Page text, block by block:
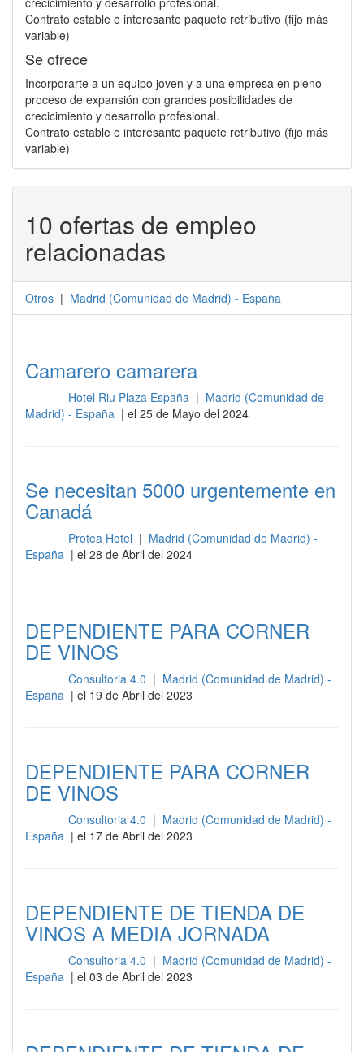
Contrato estable e interesante paquete retributivo (fijo más
variable)
Se ofrece
Incorporarte a un equipo joven y a una empresa en pleno
proceso de expansión con grandes posibilidades de
crecicimiento y desarrollo profesional.
Contrato estable e interesante paquete retributivo (fijo más
variable)
10 ofertas de empleo
relacionadas
Otros | Madrid (Comunidad de Madrid) - España
Camarero camarera
Hotel Riu Plaza España | Madrid (Comunidad de
Madrid) - España | el 25 de Mayo del 2024
Se necesitan 5000 urgentemente en
Canadá
Protea Hotel | Madrid (Comunidad de Madrid) -
España | el 28 de Abril del 2024
DEPENDIENTE PARA CORNER
DE VINOS
Consultoria 4.0 | Madrid (Comunidad de Madrid) -
España | el 19 de Abril del 2023
DEPENDIENTE PARA CORNER
DE VINOS
Consultoria 4.0 | Madrid (Comunidad de Madrid) -
España | el 17 de Abril del 2023
DEPENDIENTE DE TIENDA DE
VINOS A MEDIA JORNADA
Consultoria 4.0 | Madrid (Comunidad de Madrid) -
España | el 03 de Abril del 2023